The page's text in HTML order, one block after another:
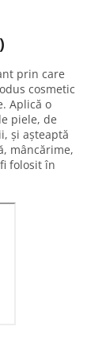
prin care
cosmetic
Aplică o
piele, de
și așteaptă
mâncărime,
folosit în